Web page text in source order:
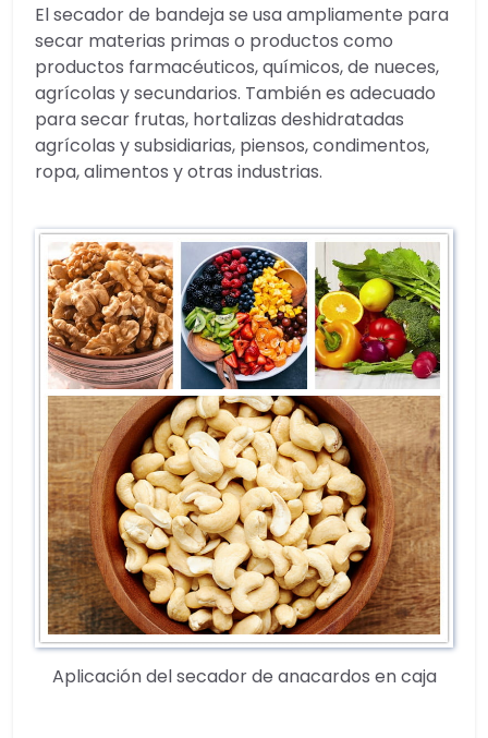
El secador de bandeja se usa ampliamente para
secar materias primas o productos como
productos farmacéuticos, químicos, de nueces,
agrícolas y secundarios. También es adecuado
para secar frutas, hortalizas deshidratadas
agrícolas y subsidiarias, piensos, condimentos,
ropa, alimentos y otras industrias.
Aplicación del secador de anacardos en caja